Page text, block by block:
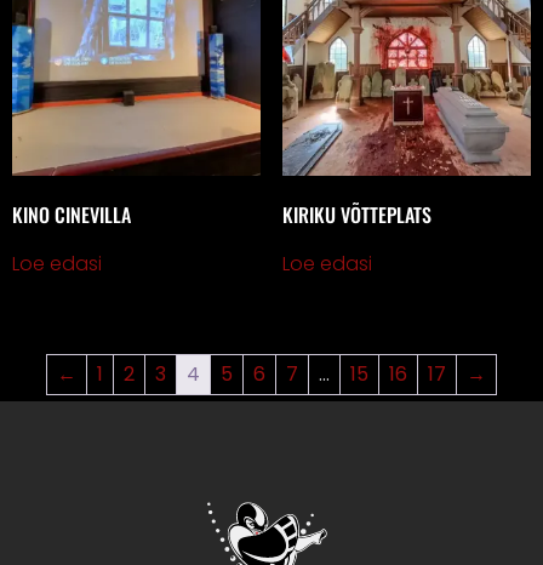
KINO CINEVILLA
Loe edasi
KIRIKU VÕTTEPLATS
Loe edasi
← 1 2 3 4 5 6 7 … 15 16 17 →